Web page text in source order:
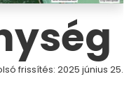
frissítés: 2025 június 25.